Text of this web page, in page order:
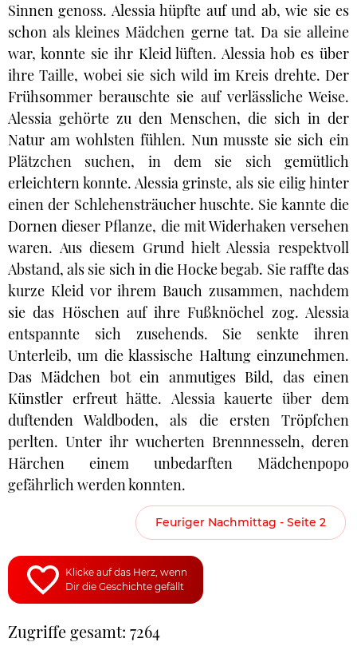
Sinnen genoss. Alessia hüpfte auf und ab, wie sie es
schon als kleines Mädchen gerne tat. Da sie alleine
war, konnte sie ihr Kleid lüften. Alessia hob es über
ihre Taille, wobei sie sich wild im Kreis drehte. Der
Frühsommer berauschte sie auf verlässliche Weise.
Alessia gehörte zu den Menschen, die sich in der
Natur am wohlsten fühlen. Nun musste sie sich ein
Plätzchen suchen, in dem sie sich gemütlich
erleichtern konnte. Alessia grinste, als sie eilig hinter
einen der Schlehensträucher huschte. Sie kannte die
Dornen dieser Pflanze, die mit Widerhaken versehen
waren. Aus diesem Grund hielt Alessia respektvoll
Abstand, als sie sich in die Hocke begab. Sie raffte das
kurze Kleid vor ihrem Bauch zusammen, nachdem
sie das Höschen auf ihre Fußknöchel zog. Alessia
entspannte sich zusehends. Sie senkte ihren
Unterleib, um die klassische Haltung einzunehmen.
Das Mädchen bot ein anmutiges Bild, das einen
Künstler erfreut hätte. Alessia kauerte über dem
duftenden Waldboden, als die ersten Tröpfchen
perlten. Unter ihr wucherten Brennnesseln, deren
Härchen einem unbedarften Mädchenpopo
gefährlich werden konnten.
Feuriger Nachmittag - Seite 2
Klicke auf das Herz, wenn
Dir die Geschichte gefällt
Zugriffe gesamt: 7264